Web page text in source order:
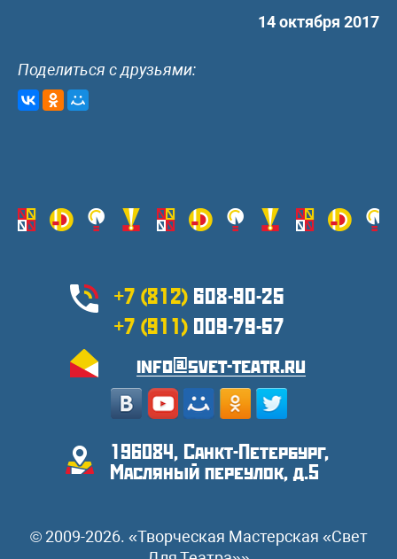
14 октября 2017
Поделиться с друзьями:
+7 (812) 608-90-25
+7 (911) 009-79-57
info@svet-teatr.ru
196084, Санкт-Петербург,
Масляный переулок, д.5
© 2009-2026. «Творческая Мастерская «Свет